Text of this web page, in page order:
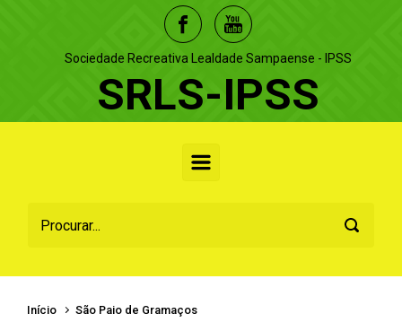
Sociedade Recreativa Lealdade Sampaense - IPSS
SRLS-IPSS
Início São Paio de Gramaços